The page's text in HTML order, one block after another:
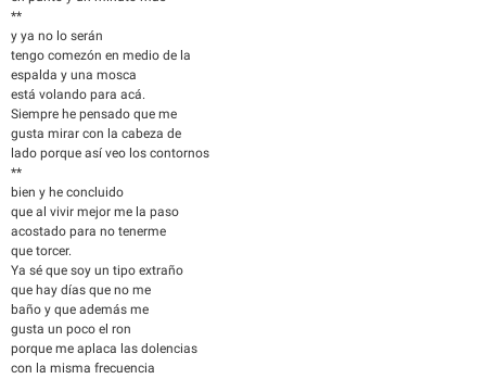
**
y ya no lo serán
tengo comezón en medio de la
espalda y una mosca
está volando para acá.
Siempre he pensado que me
gusta mirar con la cabeza de
lado porque así veo los contornos
**
bien y he concluido
que al vivir mejor me la paso
acostado para no tenerme
que torcer.
Ya sé que soy un tipo extraño
que hay días que no me
baño y que además me
gusta un poco el ron
porque me aplaca las dolencias
con la misma frecuencia